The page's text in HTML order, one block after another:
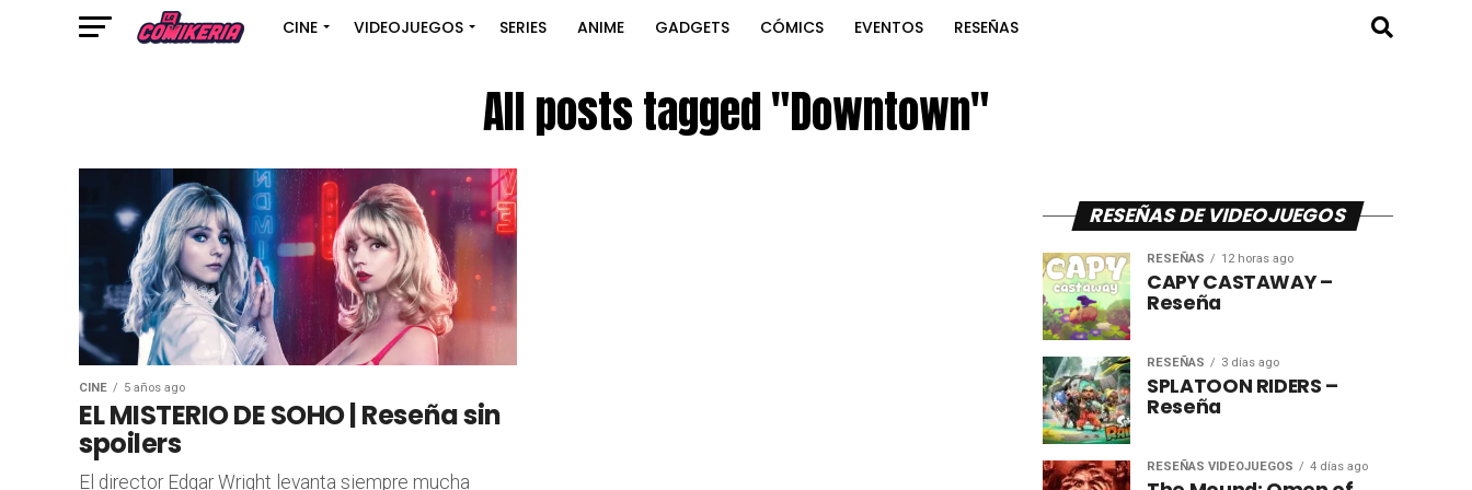
CINE VIDEOJUEGOS SERIES ANIME GADGETS CÓMICS EVENTOS RESEÑAS
All posts tagged "Downtown"
CINE 5 años ago
EL MISTERIO DE SOHO | Reseña sin
spoilers
El director Edgar Wright levanta siempre mucha
RESEÑAS DE VIDEOJUEGOS
RESEÑAS 12 horas ago
CAPY CASTAWAY –
Reseña
RESEÑAS 3 días ago
SPLATOON RIDERS –
Reseña
RESEÑAS VIDEOJUEGOS 4 días ago